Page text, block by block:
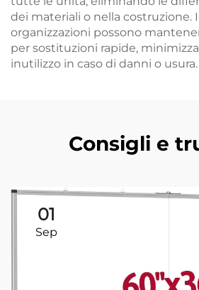
dei materiali o nella costruzione.
organizzazioni possono
per sostituzioni rapide,
inutilizzo in caso di danni o usura.
Consigli e
01
Sep